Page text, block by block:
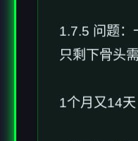
1.7.5 问题：
只剩下骨头
1个月又14天